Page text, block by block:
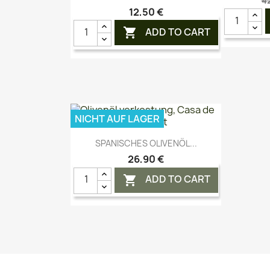
12,50 €
 ADD TO CART
Vorschau
SPANISCHES OLIVENÖL...
26,90 €
 ADD TO CART
NICHT AUF LAGER